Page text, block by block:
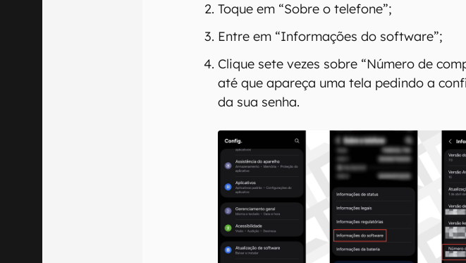
Toque em “Sobre o telefone”;
Entre em “Informações do software”;
Clique sete vezes sobre “Número de
até que apareça uma tela pedindo a
da sua senha.